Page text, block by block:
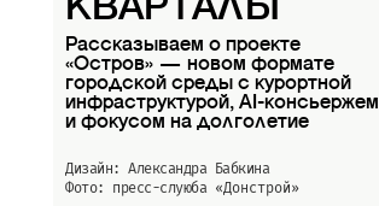
КВАРТАЛЫ
Рассказываем о проекте
«Остров» — новом формате
городской среды с курортной
инфраструктурой, AI-консьержем
и фокусом на долголетие
Дизайн: Александра Бабкина
Фото: пресс-слуюба «Донстрой»